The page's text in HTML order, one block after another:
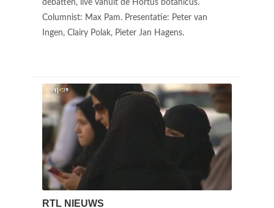
debatten, live vanuit de Hortus botanicus.
Columnist: Max Pam. Presentatie: Peter van
Ingen, Clairy Polak, Pieter Jan Hagens.
RTL NIEUWS